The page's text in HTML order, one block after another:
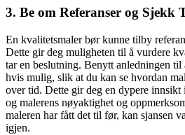
3. Be om Referanser og Sjekk
En kvalitetsmaler bør kunne tilby
Dette gir deg muligheten til å vurdere
tar en beslutning. Benytt anledningen
hvis mulig, slik at du kan se hvordan
over tid. Dette gir deg en dypere innsikt
og malerens nøyaktighet og
maleren har fått det til før, kan sjansen
igjen.